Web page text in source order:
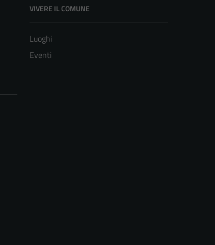
VIVERE IL COMUNE
Luoghi
Eventi